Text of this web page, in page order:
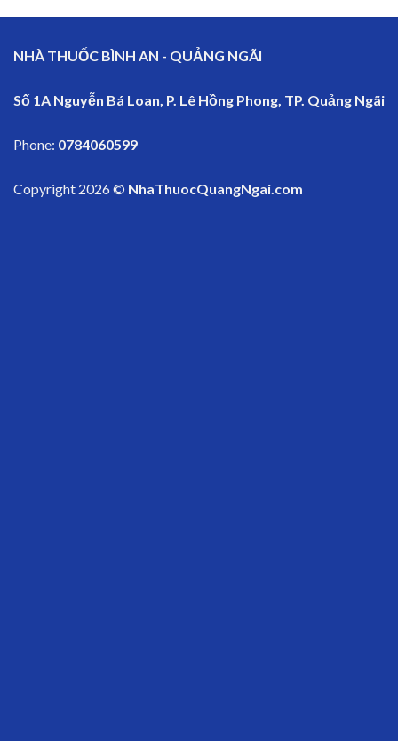
NHÀ THUỐC BÌNH AN - QUẢNG NGÃI
Số 1A Nguyễn Bá Loan, P. Lê Hồng Phong, TP. Quảng Ngãi
Phone: 0784060599
Copyright 2026 © NhaThuocQuangNgai.com